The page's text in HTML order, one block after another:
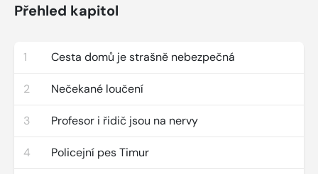
Přehled kapitol
1 Cesta domů je strašně nebezpečná
2 Nečekané loučení
3 Profesor i řidič jsou na nervy
4 Policejní pes Timur